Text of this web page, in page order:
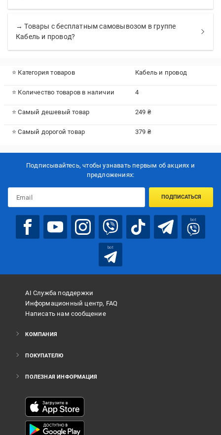
→ Товары с бесплатным самовывозом в группе
Кабель и провод?
⭐ Категория товаров Кабель и провод
⭐ Количество товаров в наличии 4
⭐ Самый дешевый товар 249 ₴
⭐ Самый дорогой товар 379 ₴
Подписывайтесь, чтобы узнавать первым об акцияx и
предложениях:
ПОДПИСАТЬСЯ
bot
bot
AI Служба поддержки
Информационный центр, FAQ
Написать нам сообщение
КОМПАНИЯ
ПОКУПАТЕЛЮ
ПОЛЕЗНАЯ ИНФОРМАЦИЯ